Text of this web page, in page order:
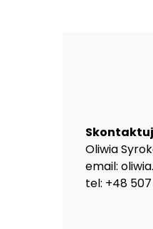
Skontaktuj
Oliwia
email:
tel: +48